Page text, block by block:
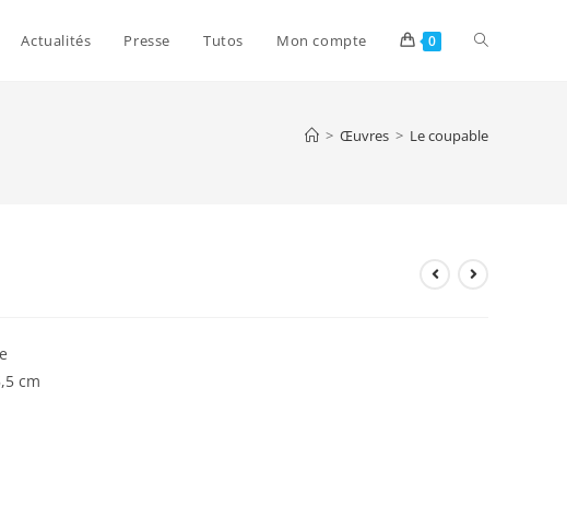
Actualités Presse Tutos Mon compte 0
> Œuvres > Le coupable
cm